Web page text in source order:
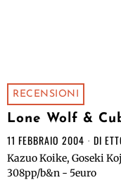
RECENSIONI
Lone Wolf &
11 FEBBRAIO 2004 DI
Kazuo Koike, Goseki
308pp/b&n - 5euro